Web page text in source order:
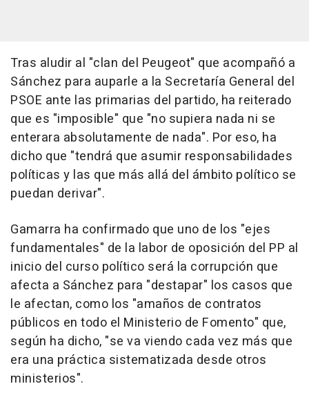
Tras aludir al "clan del Peugeot" que acompañó a
Sánchez para auparle a la Secretaría General del
PSOE ante las primarias del partido, ha reiterado
que es "imposible" que "no supiera nada ni se
enterara absolutamente de nada". Por eso, ha
dicho que "tendrá que asumir responsabilidades
políticas y las que más allá del ámbito político se
puedan derivar".
Gamarra ha confirmado que uno de los "ejes
fundamentales" de la labor de oposición del PP al
inicio del curso político será la corrupción que
afecta a Sánchez para "destapar" los casos que
le afectan, como los "amaños de contratos
públicos en todo el Ministerio de Fomento" que,
según ha dicho, "se va viendo cada vez más que
era una práctica sistematizada desde otros
ministerios".